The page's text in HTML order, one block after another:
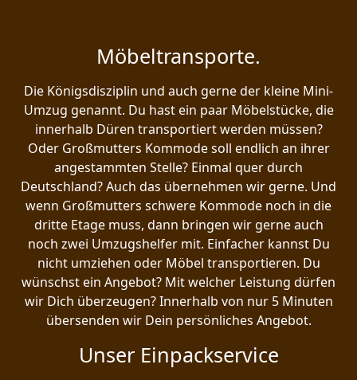
Möbeltransporte.
Die Königsdisziplin und auch gerne der kleine Mini-
Umzug genannt. Du hast ein paar Möbelstücke, die
innerhalb Düren transportiert werden müssen?
Oder Großmutters Kommode soll endlich an ihrer
angestammten Stelle? Einmal quer durch
Deutschland? Auch das übernehmen wir gerne. Und
wenn Großmutters schwere Kommode noch in die
dritte Etage muss, dann bringen wir gerne auch
noch zwei Umzugshelfer mit. Einfacher kannst Du
nicht umziehen oder Möbel transportieren. Du
wünschst ein Angebot? Mit welcher Leistung dürfen
wir Dich überzeugen? Innerhalb von nur 5 Minuten
übersenden wir Dein persönliches Angebot.
Unser Einpackservice